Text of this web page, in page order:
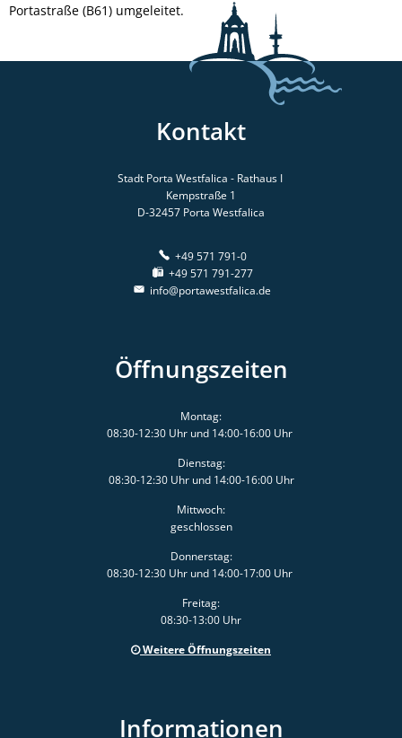
Portastraße (B61) umgeleitet.
Kontakt
Stadt Porta Westfalica - Rathaus I
Kempstraße 1
D-32457 Porta Westfalica
+49 571 791-0
+49 571 791-277
info@portawestfalica.de
Öffnungszeiten
Montag:
08:30-12:30 Uhr und 14:00-16:00 Uhr
Dienstag:
08:30-12:30 Uhr und 14:00-16:00 Uhr
Mittwoch:
geschlossen
Donnerstag:
08:30-12:30 Uhr und 14:00-17:00 Uhr
Freitag:
08:30-13:00 Uhr
Weitere Öffnungszeiten
Informationen